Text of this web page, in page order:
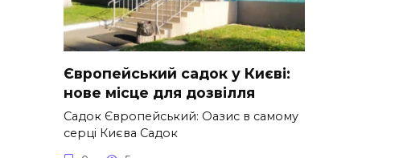
Європейський садок у Києві:
нове місце для дозвілля
Садок Європейський: Оазис в самому
серці Києва Садок